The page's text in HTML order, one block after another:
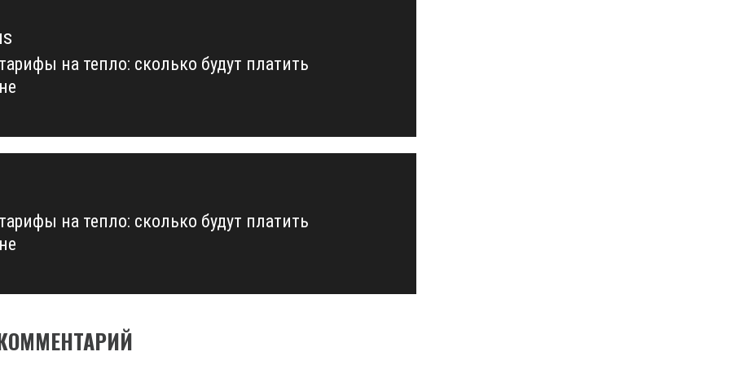
на тепло: сколько будут платить
на тепло: сколько будут платить